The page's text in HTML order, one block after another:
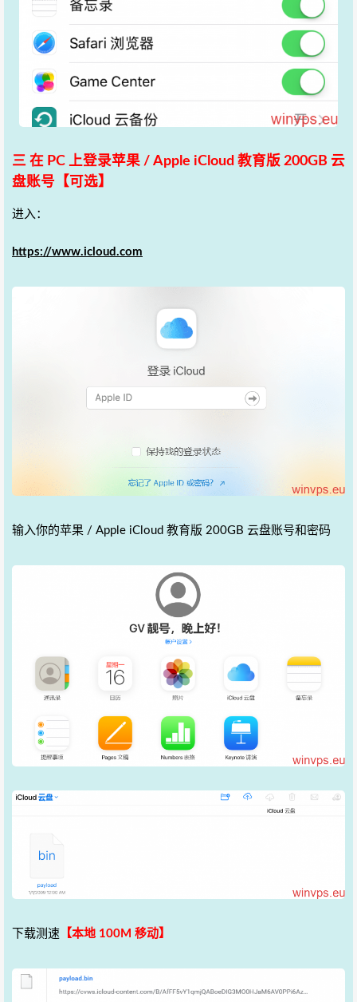
三 在 PC 上登录苹果 / Apple iCloud 教育版 200GB 云
盘账号【可选】
进入：
https://www.icloud.com
输入你的苹果 / Apple iCloud 教育版 200GB 云盘账号和密码
下载测速 【本地 100M 移动】